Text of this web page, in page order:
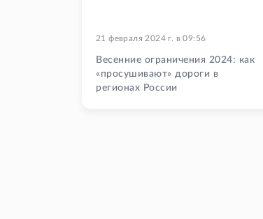
21 февраля 2024 г. в09:56
Весенние ограничения 2024: как
«просушивают» дороги в
регионах России